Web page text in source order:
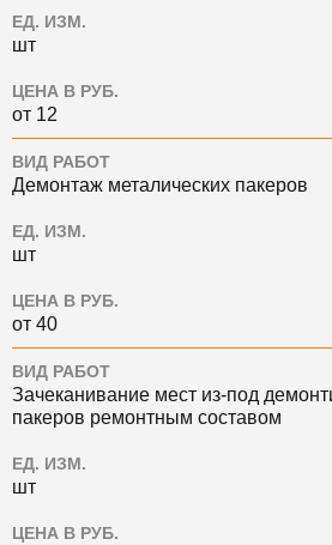
ЕД. ИЗМ.
шт
ЦЕНА В РУБ.
от 12
ВИД РАБОТ
Демонтаж металических пакеров
ЕД. ИЗМ.
шт
ЦЕНА В РУБ.
от 40
ВИД РАБОТ
Зачеканивание мест из-под
пакеров ремонтным составом
ЕД. ИЗМ.
шт
ЦЕНА В РУБ.